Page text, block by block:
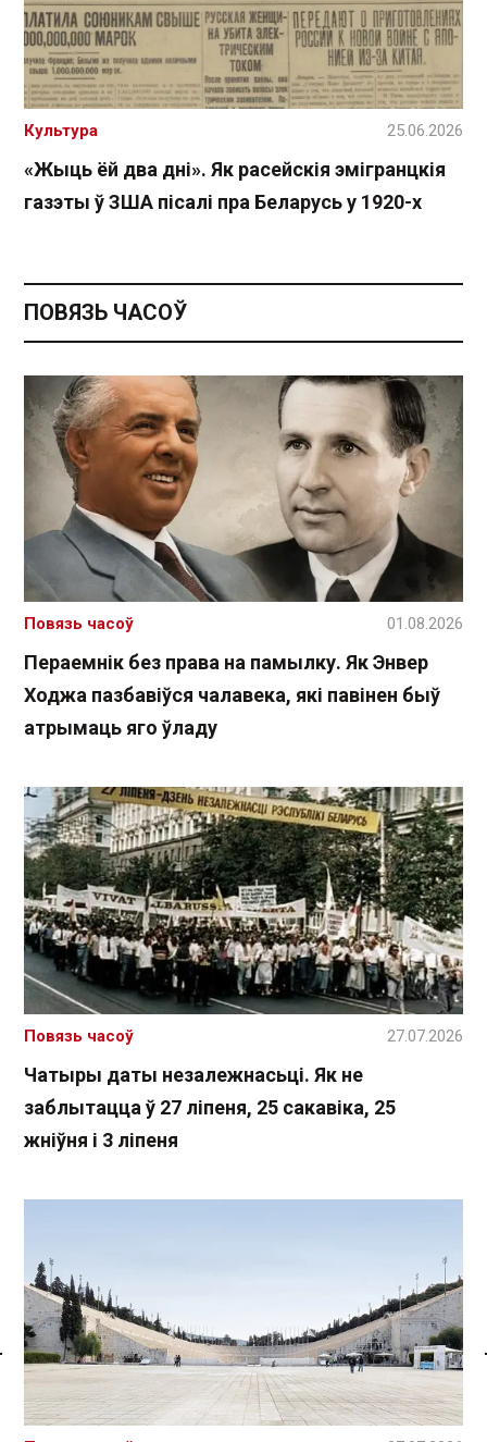
Спасылка без VPN
«Жыць ёй два дні». Як расейскія эмігранцкія
газэты ў ЗША пісалі пра Беларусь у 1920-х
Культура 25.06.2026
ПОВЯЗЬ ЧАСОЎ
Пераемнік без права на памылку. Як Энвер
Ходжа пазбавіўся чалавека, які павінен быў
атрымаць яго ўладу
Повязь часоў 01.08.2026
Чатыры даты незалежнасьці. Як не
заблытацца ў 27 ліпеня, 25 сакавіка, 25
жніўня і 3 ліпеня
Повязь часоў 27.07.2026